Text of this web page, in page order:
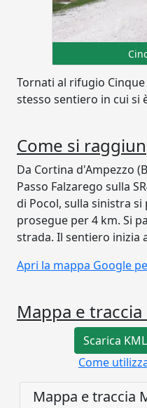
Tornati al rifugio
stesso sentiero in cui si
Come si
Da Cortina d'Ampezzo
Passo Falzarego sulla
di Pocol, sulla sinistra si
prosegue per 4 km. Si
strada. Il sentiero inizia
Apri la mappa Google
Mappa e traccia
Scarica KML
Come
Mappa e traccia